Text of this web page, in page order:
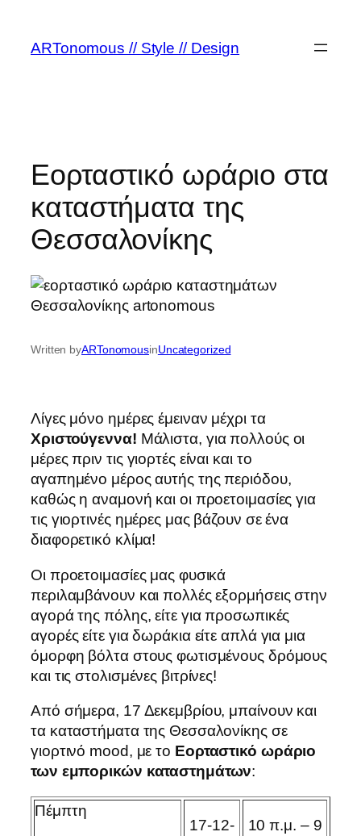
ARTonomous // Style // Design
Εορταστικό ωράριο στα
καταστήματα της
Θεσσαλονίκης
Written byARTonomousinUncategorized
Λίγες μόνο ημέρες έμειναν μέχρι τα
Χριστούγεννα! Μάλιστα, για πολλούς οι
μέρες πριν τις γιορτές είναι και το
αγαπημένο μέρος αυτής της περιόδου,
καθώς η αναμονή και οι προετοιμασίες για
τις γιορτινές ημέρες μας βάζουν σε ένα
διαφορετικό κλίμα!
Οι προετοιμασίες μας φυσικά
περιλαμβάνουν και πολλές εξορμήσεις στην
αγορά της πόλης, είτε για προσωπικές
αγορές είτε για δωράκια είτε απλά για μια
όμορφη βόλτα στους φωτισμένους δρόμους
και τις στολισμένες βιτρίνες!
Από σήμερα, 17 Δεκεμβρίου, μπαίνουν και
τα καταστήματα της Θεσσαλονίκης σε
γιορτινό mood, με το Εορταστικό ωράριο
των εμπορικών καταστημάτων:
Πέμπτη
17-12-
10 π.μ. – 9